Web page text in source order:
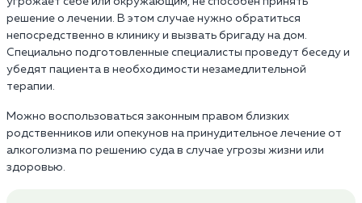
решение о лечении. В этом случае нужно обратиться
непосредственно в клинику и вызвать бригаду на дом.
Специально подготовленные специалисты проведут беседу и
убедят пациента в необходимости незамедлительной
терапии.
Можно воспользоваться законным правом близких
родственников или опекунов на принудительное лечение от
алкоголизма по решению суда в случае угрозы жизни или
здоровью.